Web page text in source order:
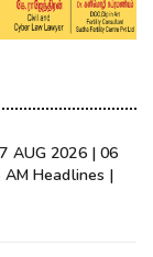
AUG 2026 | 06
Headlines |